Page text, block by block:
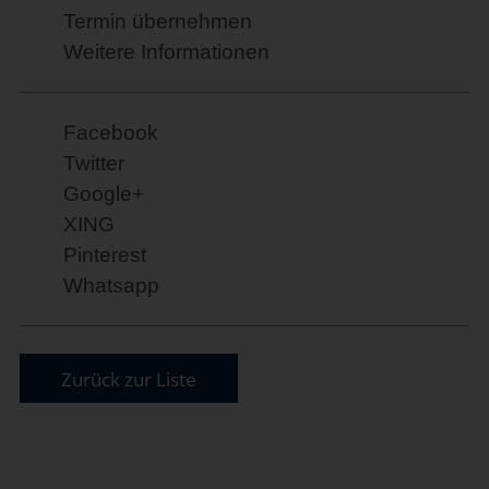
Termin übernehmen
Weitere Informationen
Facebook
Twitter
Google+
XING
Pinterest
Whatsapp
Zurück zur Liste